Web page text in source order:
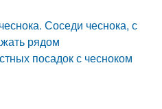
Соседи чеснока, с
рядом
посадок с чесноком